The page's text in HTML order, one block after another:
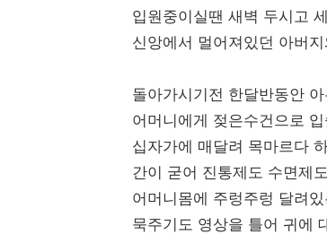
입원중이실땐 새벽 두시고
신앙에서 멀어져있던 아버
돌아가시기전 한달반동안
어머니에게 젖은수건으로
십자가에 매달려 목마르다
간이 굳어 진통제도 수면제
어머니몸에 주렁주렁 달려
묵주기도 영상을 틀어 귀에